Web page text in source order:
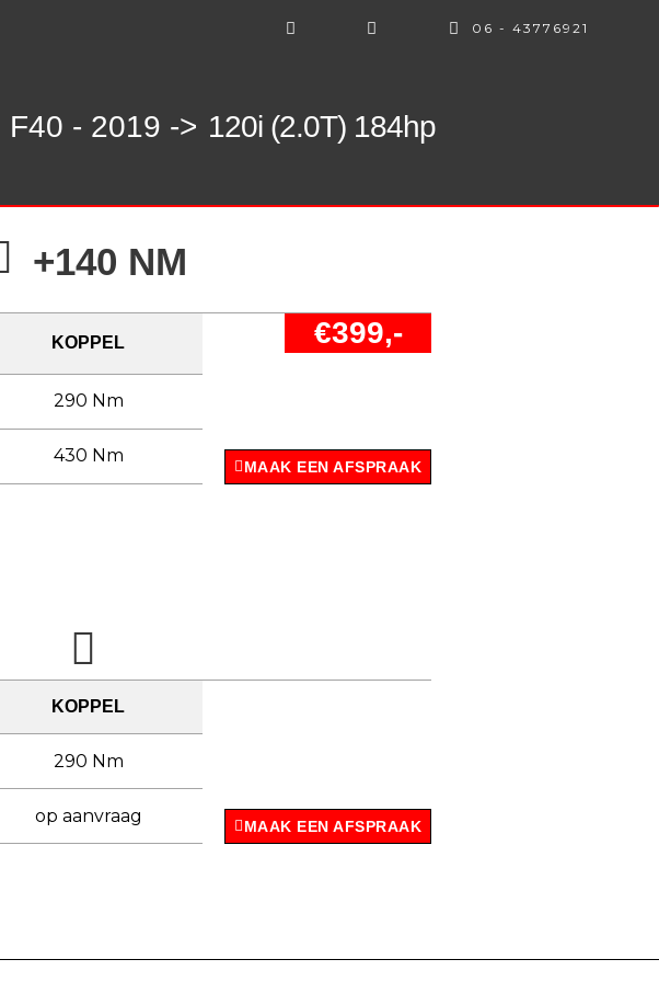
06 - 43776921
F40 - 2019 -> 120i (2.0T) 184hp
+140 NM
KOPPEL €399,-
290 Nm
430 Nm
MAAK EEN AFSPRAAK
KOPPEL
290 Nm
op aanvraag
MAAK EEN AFSPRAAK